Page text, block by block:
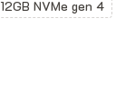
512GB NVMe gen 4